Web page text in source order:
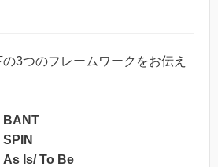
3つのフレームワークをお伝え
BANT
Is/ To Be